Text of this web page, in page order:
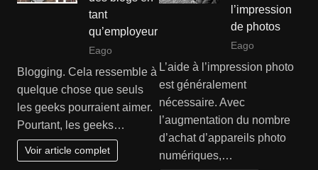
tant
qu’employeur
Eago
Blogging. Cela ressemble à
quelque chose que seuls
les geeks pourraient aimer.
Pourtant, les geeks…
Voir article complet
l’impression
de photos
Eago
L’aide à l’impression photo
est généralement
nécessaire. Avec
l’augmentation du nombre
d’achat d’appareils photo
numériques,…